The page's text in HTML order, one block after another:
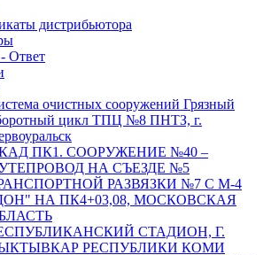
дистрибьютора
Ответ
очистных сооружений Грязный
цикл ТПЦ №8 ПНТЗ, г.
ПК1. СООРУЖЕНИЕ №40 –
НА СЪЕЗДЕ №5
РАЗВЯЗКИ №7 С М-4
НА ПК4+03,08, МОСКОВСКАЯ
СТАДИОН, Г.
РЕСПУБЛИКИ КОМИ